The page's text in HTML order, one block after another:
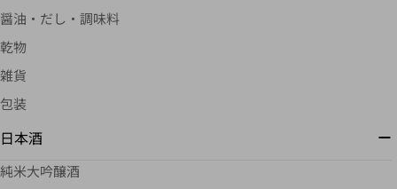
醤油・だし・調味料
乾物
雑貨
包装
日本酒
純米大吟醸酒